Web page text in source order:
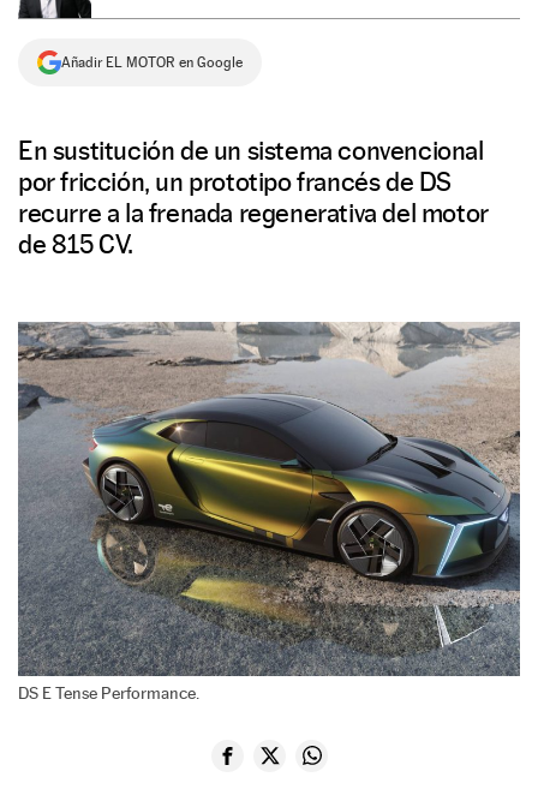
Añadir EL MOTOR en Google
En sustitución de un sistema convencional
por fricción, un prototipo francés de DS
recurre a la frenada regenerativa del motor
de 815 CV.
DS E Tense Performance.